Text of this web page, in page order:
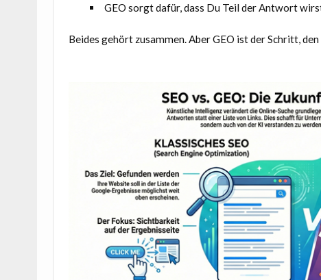
GEO sorgt dafür, dass Du Teil der Antwort
Beides gehört zusammen. Aber GEO ist der Schritt,